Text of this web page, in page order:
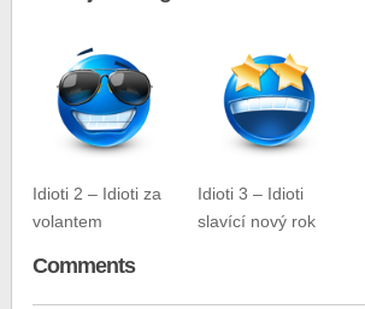
Idioti 2 – Idioti za
volantem
Idioti 3 – Idioti
slavící nový rok
Comments